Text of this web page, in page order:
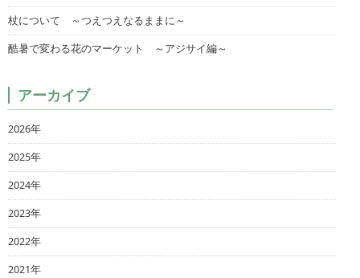
杖について ～つえつえなるままに～
酷暑で変わる花のマーケット ～アジサイ編～
アーカイブ
2026年
2025年
2024年
2023年
2022年
2021年